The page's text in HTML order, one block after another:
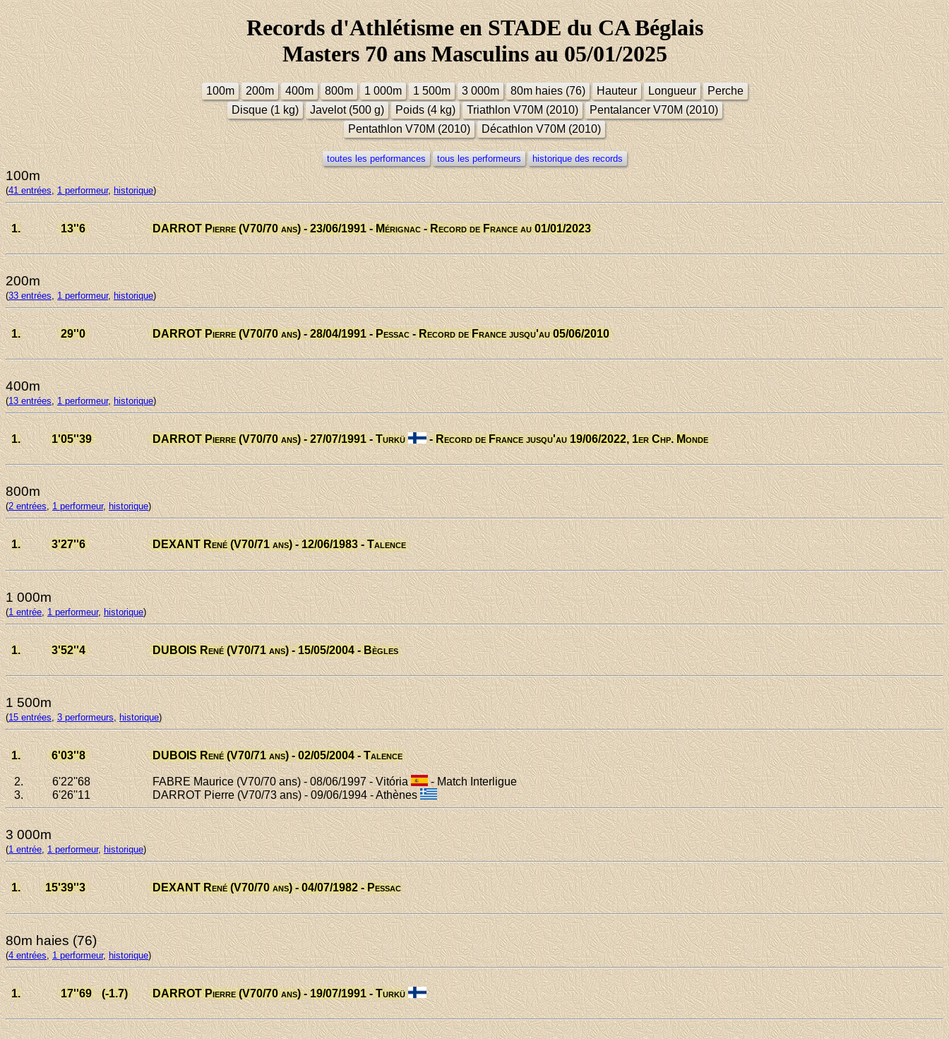
Records d'Athlétisme en STADE du CA Béglais
Masters 70 ans Masculins au 05/01/2025
100m 200m 400m 800m 1 000m 1 500m 3 000m 80m haies (76) Hauteur Longueur
Perche
Disque (1 kg)
Javelot (500 g) Poids (4 kg) Triathlon V70M (2010)
Pentalancer V70M (2010)
Pentathlon V70M (2010)
Décathlon V70M (2010)
toutes les performances tous les performeurs historique des records
100m
(41 entrées,1 performeur,historique)
1. 13''6 DARROT Pierre(V70/70 ans) - 23/06/1991 - Mérignac - Record de France au 01/01/2023
200m
(33 entrées,1 performeur,historique)
1. 29''0 DARROT Pierre(V70/70 ans) - 28/04/1991 - Pessac - Record de France jusqu'au 05/06/2010
400m
(13 entrées,1 performeur,historique)
1. 1'05''39 DARROT Pierre(V70/70 ans) - 27/07/1991 - Turkü - Record de France jusqu'au 19/06/2022, 1er Chp. Monde
800m
(2 entrées,1 performeur,historique)
1. 3'27''6 DEXANT René(V70/71 ans) - 12/06/1983 - Talence
1 000m
(1 entrée,1 performeur,historique)
1. 3'52''4 DUBOIS René(V70/71 ans) - 15/05/2004 - Bègles
1 500m
(15 entrées,3 performeurs ,historique)
1. 6'03''8 DUBOIS René(V70/71 ans) - 02/05/2004 - Talence
2. 6'22''68 FABRE Maurice(V70/70 ans) - 08/06/1997 - Vitória
- Match Interligue
3.
6'26''11 DARROT Pierre(V70/73 ans) - 09/06/1994 - Athènes
3 000m
(1 entrée,1 performeur,historique)
1. 15'39''3 DEXANT René(V70/70 ans) - 04/07/1982 - Pessac
80m haies (76)
(4 entrées,1 performeur,historique)
1. 17''69 (-1.7) DARROT Pierre(V70/70 ans) - 19/07/1991 - Turkü